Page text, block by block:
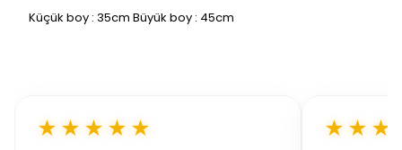
Küçük boy : 35cm Büyük boy : 45cm
★★★★★